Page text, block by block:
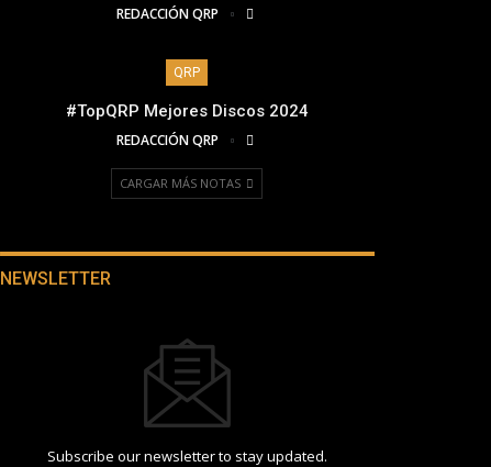
REDACCIÓN QRP
QRP
#TopQRP Mejores Discos 2024
REDACCIÓN QRP
CARGAR MÁS NOTAS
NEWSLETTER
Subscribe our newsletter to stay updated.